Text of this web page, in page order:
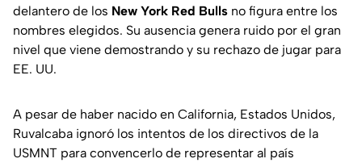
delantero de los New York Red Bulls no figura entre los
nombres elegidos. Su ausencia genera ruido por el gran
nivel que viene demostrando y su rechazo de jugar para
EE. UU.
A pesar de haber nacido en California, Estados Unidos,
Ruvalcaba ignoró los intentos de los directivos de la
USMNT para convencerlo de representar al país